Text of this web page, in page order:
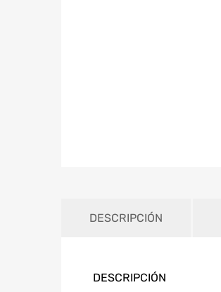
DESCRIPCIÓN
DESCRIPCIÓN